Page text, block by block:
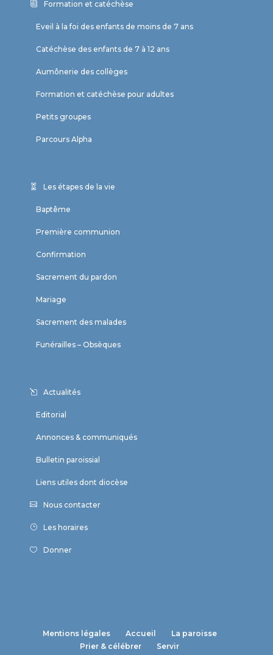
Formation et catéchèse
Eveil à la foi des enfants de moins de 7 ans
Catéchèse des enfants de 7 à 12 ans
Aumônerie des collèges
Formation et catéchèse pour adultes
Petits groupes
Parcours Alpha
Les étapes de la vie
Baptême
Première communion
Confirmation
Sacrement du pardon
Mariage
Sacrement des malades
Funérailles – Obsèques
Actualités
Editorial
Annonces & communiqués
Bulletin paroissial
Liens utiles dont diocèse
Nous contacter
Les horaires
Donner
Mentions légales Accueil
La paroisse
Prier & célébrer
Servir